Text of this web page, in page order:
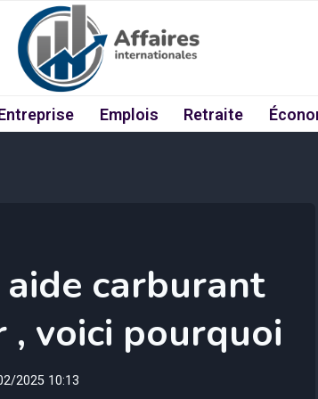
Emplois Retraite
carburant
voici pourquoi
2025 10:13